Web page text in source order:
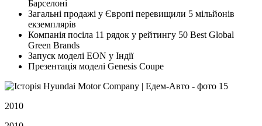
Барселоні
Загальні продажі у Європі перевищили 5 мільйонів
екземплярів
Компанія посіла 11 рядок у рейтингу 50 Best Global
Green Brands
Запуск моделі EON у Індії
Презентація моделі Genesis Coupe
2010